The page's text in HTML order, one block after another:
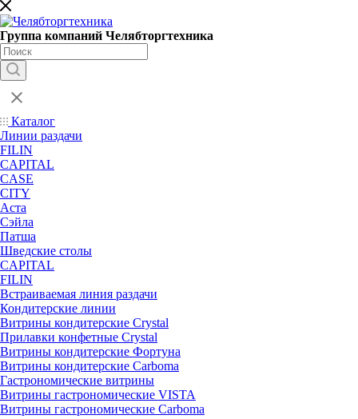
Группа компаний Челябторгтехника
Каталог
Линии раздачи
FILIN
CAPITAL
CASE
CITY
Аста
Сэйла
Патша
Шведские столы
CAPITAL
FILIN
Встраиваемая линия раздачи
Кондитерские линии
Витрины кондитерские Crystal
Прилавки конфетные Crystal
Витрины кондитерские Фортуна
Витрины кондитерские Carboma
Гастрономические витрины
Витрины гастрономические VISTA
Витрины гастрономические Carboma